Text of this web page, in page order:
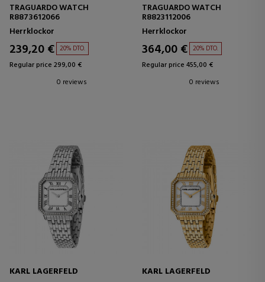
TRAGUARDO WATCH
R8873612066
Herrklockor
239,20 € 20% DTO.
Regular price 299,00 €
0 reviews
TRAGUARDO WATCH
R8823112006
Herrklockor
364,00 € 20% DTO.
Regular price 455,00 €
0 reviews
KARL LAGERFELD
KARL LAGERFELD